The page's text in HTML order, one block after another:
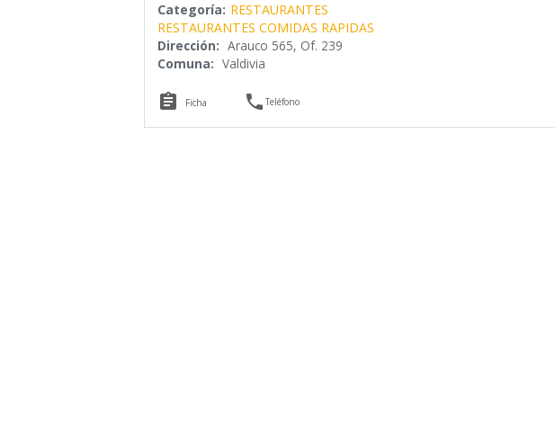
Categoría: RESTAURANTES
RESTAURANTES COMIDAS RAPIDAS
Dirección: Arauco 565, Of. 239
Comuna: Valdivia
 Ficha Teléfono